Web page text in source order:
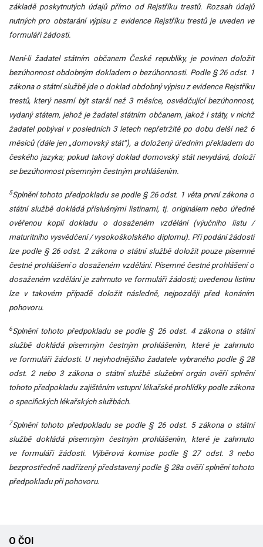
základě poskytnutých údajů přímo od Rejstříku trestů. Rozsah údajů
nutných pro obstarání výpisu z evidence Rejstříku trestů je uveden ve
formuláři žádosti.
Není-li žadatel státním občanem České republiky, je povinen doložit
bezúhonnost obdobným dokladem o bezúhonnosti. Podle § 26 odst. 1
zákona o státní službě jde o doklad obdobný výpisu z evidence Rejstříku
trestů, který nesmí být starší než 3 měsíce, osvědčující bezúhonnost,
vydaný státem, jehož je žadatel státním občanem, jakož i státy, v nichž
žadatel pobýval v posledních 3 letech nepřetržitě po dobu delší než 6
měsíců (dále jen „domovský stát“), a doložený úředním překladem do
českého jazyka; pokud takový doklad domovský stát nevydává, doloží
se bezúhonnost písemným čestným prohlášením.
5Splnění tohoto předpokladu se podle § 26 odst. 1 věta první zákona o
státní službě dokládá příslušnými listinami, tj. originálem nebo úředně
ověřenou kopií dokladu o dosaženém vzdělání (výučního listu /
maturitního vysvědčení / vysokoškolského diplomu). Při podání žádosti
lze podle § 26 odst. 2 zákona o státní službě doložit pouze písemné
čestné prohlášení o dosaženém vzdělání. Písemné čestné prohlášení o
dosaženém vzdělání je zahrnuto ve formuláři žádosti; uvedenou listinu
lze v takovém případě doložit následně, nejpozději před konáním
pohovoru.
6Splnění tohoto předpokladu se podle § 26 odst. 4 zákona o státní
službě dokládá písemným čestným prohlášením, které je zahrnuto
ve formuláři žádosti. U nejvhodnějšího žadatele vybraného podle § 28
odst. 2 nebo 3 zákona o státní službě služební orgán ověří splnění
tohoto předpokladu zajištěním vstupní lékařské prohlídky podle zákona
o specifických lékařských službách.
7Splnění tohoto předpokladu se podle § 26 odst. 5 zákona o státní
službě dokládá písemným čestným prohlášením, které je zahrnuto
ve formuláři žádosti.
Výběrová komise podle § 27 odst. 3 nebo
bezprostředně nadřízený představený podle § 28a ověří splnění tohoto
předpokladu při pohovoru.
O ČOI